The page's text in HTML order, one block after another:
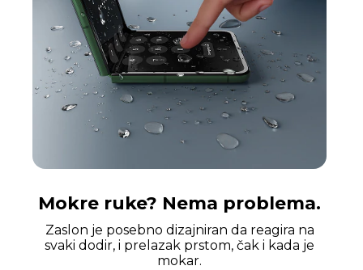
Mokre ruke? Nema problema.
Zaslon je posebno dizajniran da reagira na
svaki dodir, i prelazak prstom, čak i kada je
mokar.